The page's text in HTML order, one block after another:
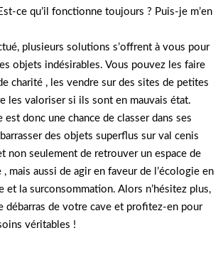
ce qu’il fonctionne toujours ? Puis-je m’en
plusieurs solutions s’offrent à vous pour
objets indésirables. Vous pouvez les faire
charité , les vendre sur des sites de petites
les valoriser si ils sont en mauvais état.
est donc une chance de classer dans ses
des objets superflus sur val cenis
non seulement de retrouver un espace de
, mais aussi de agir en faveur de l’écologie en
et la surconsommation. Alors n’hésitez plus,
débarras de votre cave et profitez-en pour
véritables !